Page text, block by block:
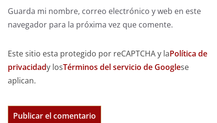
Guarda mi nombre, correo electrónico y web en este
navegador para la próxima vez que comente.
Este sitio esta protegido por reCAPTCHA y laPolítica de
privacidady losTérminos del servicio de Googlese
aplican.